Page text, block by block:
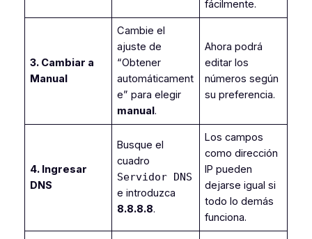
fácilmente.
3. Cambiar a
Manual
Cambie el
ajuste de
“Obtener
automáticament
e” para elegir
manual.
Ahora podrá
editar los
números según
su preferencia.
4. Ingresar
DNS
Busque el
cuadro
Servidor DNS
e introduzca
8.8.8.8.
Los campos
como dirección
IP pueden
dejarse igual si
todo lo demás
funciona.